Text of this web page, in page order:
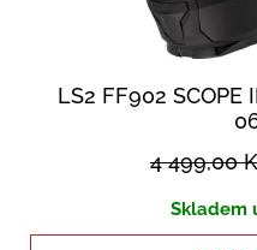
LS2 FF902 SCOPE
4 499,00
Skladem